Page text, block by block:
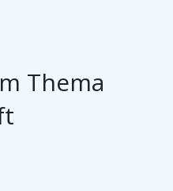
Thema